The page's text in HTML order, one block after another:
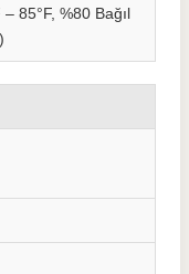
85°F, %80 Bağıl